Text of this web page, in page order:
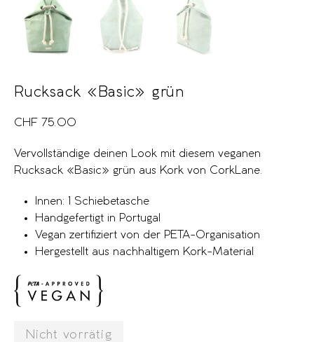
Rucksack «Basic» grün
CHF 75.00
Vervollständige deinen Look mit diesem veganen
Rucksack «Basic» grün aus Kork von CorkLane.
Innen: 1 Schiebetasche
Handgefertigt in Portugal
Vegan zertifiziert von der PETA-Organisation
Hergestellt aus nachhaltigem Kork-Material
Nicht vorrätig